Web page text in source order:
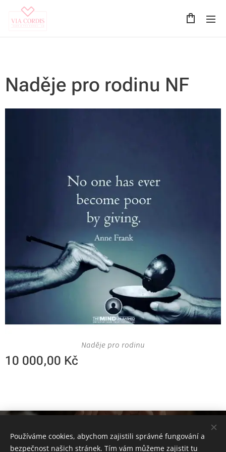
Naděje pro rodinu NF
Naděje pro rodinu
10 000,00 Kč
Via Cordis, z.ú. Všechna práva vyhrazena.
Cookies
Používáme cookies, abychom zajistili správné fungování a
bezpečnost našich stránek. Tím vám můžeme zajistit tu